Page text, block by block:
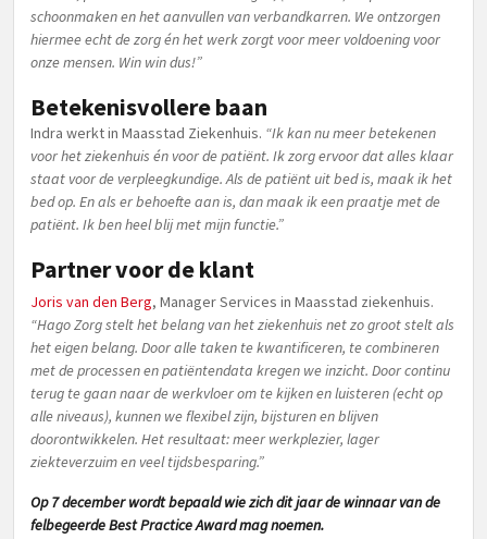
schoonmaken en het aanvullen van verbandkarren. We ontzorgen
hiermee echt de zorg én het werk zorgt voor meer voldoening voor
onze mensen. Win win dus!”
Betekenisvollere baan
Indra werkt in Maasstad Ziekenhuis. “Ik kan nu meer betekenen
voor het ziekenhuis én voor de patiënt. Ik zorg ervoor dat alles klaar
staat voor de verpleegkundige. Als de patiënt uit bed is, maak ik het
bed op. En als er behoefte aan is, dan maak ik een praatje met de
patiënt. Ik ben heel blij met mijn functie.”
Partner voor de klant
Joris van den Berg, Manager Services in Maasstad ziekenhuis.
“Hago Zorg stelt het belang van het ziekenhuis net zo groot stelt als
het eigen belang. Door alle taken te kwantificeren, te combineren
met de processen en patiëntendata kregen we inzicht. Door continu
terug te gaan naar de werkvloer om te kijken en luisteren (echt op
alle niveaus), kunnen we flexibel zijn, bijsturen en blijven
doorontwikkelen. Het resultaat: meer werkplezier, lager
ziekteverzuim en veel tijdsbesparing.”
Op 7 december wordt bepaald wie zich dit jaar de winnaar van de
felbegeerde Best Practice Award mag noemen.